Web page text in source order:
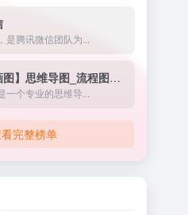
是腾讯微信团队为...
【迅捷画图】思维导图_流程图制作
一个专业的思维导...
完整榜单